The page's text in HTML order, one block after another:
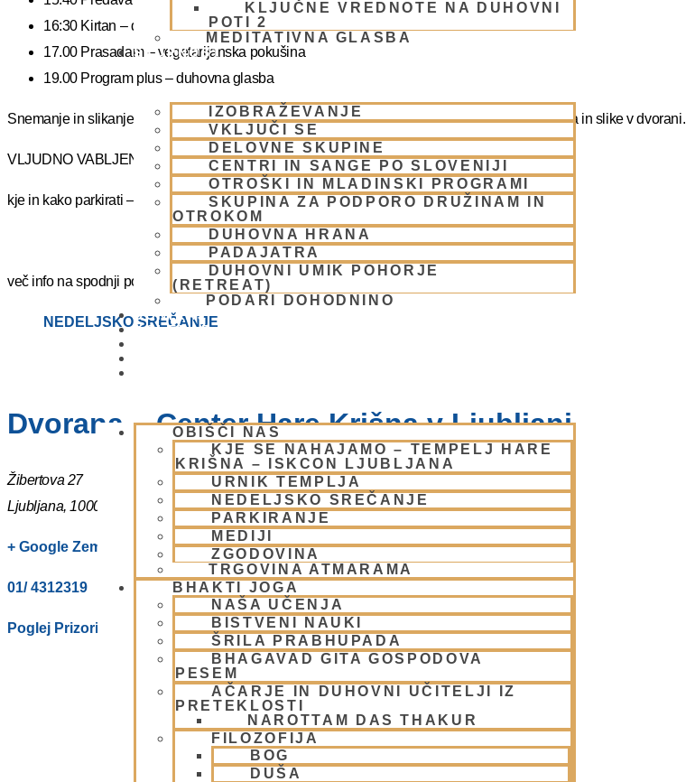
KLJUČNE VREDNOTE NA DUHOVNI
POTI 2
MEDITATIVNA GLASBA
SKUPNOST
IZOBRAŽEVANJE
VKLJUČI SE
DELOVNE SKUPINE
CENTRI IN SANGE PO SLOVENIJI
OTROŠKI IN MLADINSKI PROGRAMI
SKUPINA ZA PODPORO DRUŽINAM IN
OTROKOM
DUHOVNA HRANA
PADAJATRA
DUHOVNI UMIK POHORJE
(RETREAT)
PODARI DOHODNINO
DONIRAJ
KOLEDAR
OBIŠČI NAS
KJE SE NAHAJAMO – TEMPELJ HARE
KRIŠNA – ISKCON LJUBLJANA
URNIK TEMPLJA
NEDELJSKO SREČANJE
PARKIRANJE
MEDIJI
ZGODOVINA
TRGOVINA ATMARAMA
BHAKTI JOGA
NAŠA UČENJA
BISTVENI NAUKI
ŠRILA PRABHUPADA
BHAGAVAD GITA GOSPODOVA
PESEM
AČARJE IN DUHOVNI UČITELJI IZ
PRETEKLOSTI
NAROTTAM DAS THAKUR
FILOZOFIJA
BOG
DUŠA
16:30 Kirtan – duhovni ples
17.00 Prasadam – vegetarijanska pokušina
19.00 Program plus – duhovna glasba
Snemanje in slikanje gostov je v templju prepovedano. Lahko pa fotografirate slikate božanstva in slike v dvorani.
VLJUDNO VABLJENI
kje in kako parkirati – https://www.harekrisna.net/parkiranje/
več info na spodnji povezavi
NEDELJSKO SREČANJE
Dvorana – Center Hare Krišna v Ljubljani
Žibertova 27
Ljubljana, 1000 Slovenia
+ Google Zemljevidi
01/ 4312319
Poglej Prizorišče spletno stran